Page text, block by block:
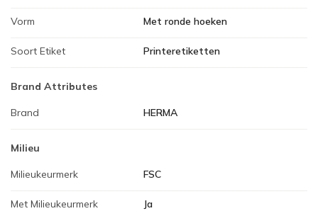
Vorm Met ronde hoeken
Soort Etiket Printeretiketten
Brand Attributes
Brand HERMA
Milieu
Milieukeurmerk FSC
Met Milieukeurmerk Ja